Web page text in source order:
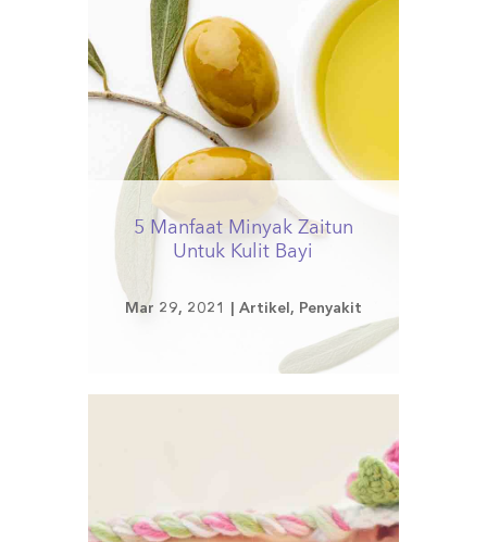
5 Manfaat Minyak Zaitun
Untuk Kulit Bayi
Mar 29, 2021 Artikel , Penyakit